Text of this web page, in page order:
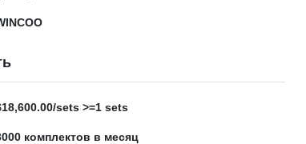
sets >=1 sets
комплектов в месяц